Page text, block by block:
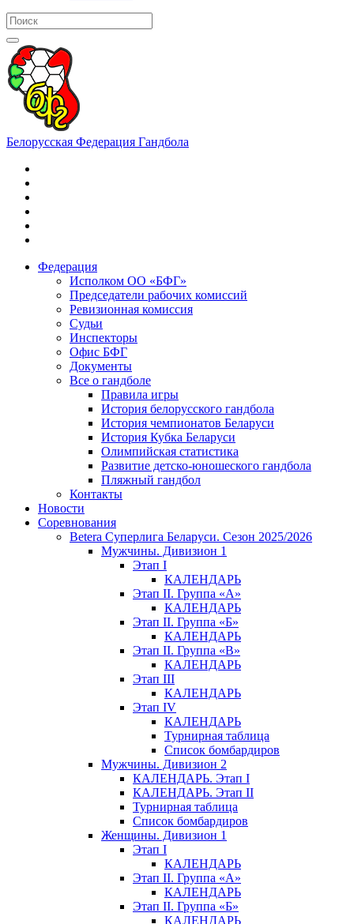
Белорусская Федерация Гандбола
Федерация
Исполком ОО «БФГ»
Председатели рабочих комиссий
Ревизионная комиссия
Судьи
Инспекторы
Офис БФГ
Документы
Все о гандболе
Правила игры
История белорусского гандбола
История чемпионатов Беларуси
История Кубка Беларуси
Олимпийская статистика
Развитие детско-юношеского гандбола
Пляжный гандбол
Контакты
Новости
Соревнования
Betera Суперлига Беларуси. Сезон 2025/2026
Мужчины. Дивизион 1
Этап I
КАЛЕНДАРЬ
Этап II. Группа «А»
КАЛЕНДАРЬ
Этап II. Группа «Б»
КАЛЕНДАРЬ
Этап II. Группа «В»
КАЛЕНДАРЬ
Этап III
КАЛЕНДАРЬ
Этап IV
КАЛЕНДАРЬ
Турнирная таблица
Список бомбардиров
Мужчины. Дивизион 2
КАЛЕНДАРЬ. Этап I
КАЛЕНДАРЬ. Этап II
Турнирная таблица
Список бомбардиров
Женщины. Дивизион 1
Этап I
КАЛЕНДАРЬ
Этап II. Группа «А»
КАЛЕНДАРЬ
Этап II. Группа «Б»
КАЛЕНДАРЬ